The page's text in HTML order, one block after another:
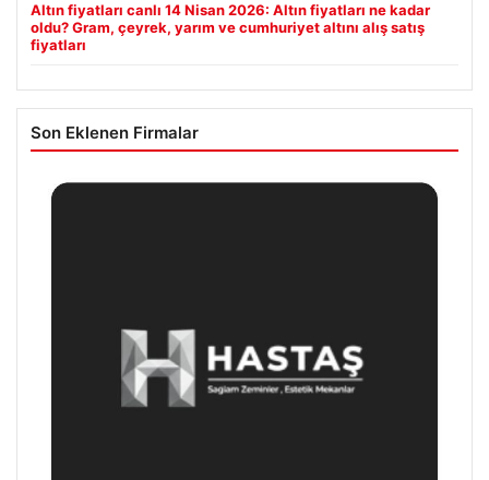
Altın fiyatları canlı 14 Nisan 2026: Altın fiyatları ne kadar
oldu? Gram, çeyrek, yarım ve cumhuriyet altını alış satış
fiyatları
Son Eklenen Firmalar